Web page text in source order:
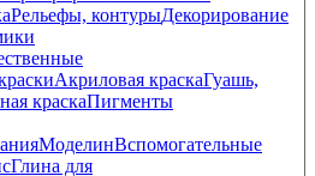
Рельефы, контурыДекорирование
Акриловая краскаГуашь,
краскаПигменты
МоделинВспомогательные
Глина для